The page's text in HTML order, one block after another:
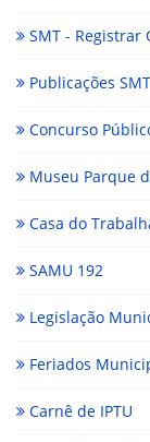
SMT - Registrar
Publicações SMT
Concurso
Museu Parque
Casa do
SAMU 192
Legislação
Feriados
Carnê de IPTU